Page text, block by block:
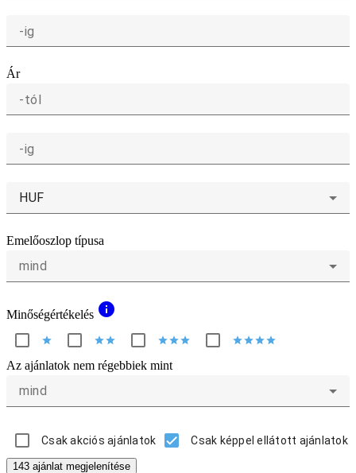
-ig
Ár
-tól
-ig
HUF
Emelőoszlop típusa
mind
Minőségértékelés info
star starstar starstarstar starstarstarstar
Az ajánlatok nem régebbiek mint
mind
Csak akciós ajánlatok Csak képpel ellátott ajánlatok
143 ajánlat megjelenítése